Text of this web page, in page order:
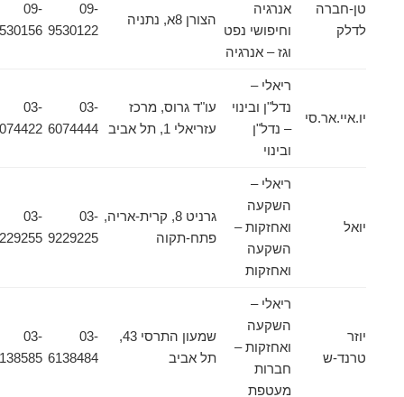
טן-חברה
לדלק
אנרגיה
וחיפושי נפט
וגז – אנרגיה
הצורן 8א, נתניה
9530122
9530156
יו.איי.אר.סי
ריאלי –
נדל"ן ובינוי
– נדל"ן
ובינוי
עו"ד גרוס, מרכז
עזריאלי 1, תל אביב
6074444
6074422
ריאלי –
השקעה
ואחזקות –
השקעה
ואחזקות
גרניט 8, קרית-אריה,
פתח-תקוה
03-
9229225
9229255
טרנד-ש
ריאלי –
השקעה
ואחזקות –
חברות
מעטפת
שמעון התרסי 43,
תל אביב
03-
6138484
6138585